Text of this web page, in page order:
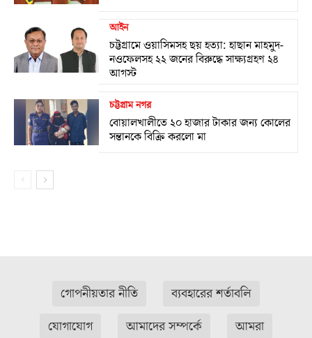
আইন
চট্টগ্রামে ওয়াসিমসহ ছয় হত্যা: হাছান মাহমুদ-
নওফেলসহ ২২ জনের বিরুদ্ধে সাক্ষ্যগ্রহণ ২৪
আগস্ট
চট্টগ্রাম নগর
বোয়ালখালীতে ২০ হাজার টাকার জন্য কোলের
সন্তানকে বিক্রি করলো মা
গোপনীয়তার নীতি
ব্যবহারের শর্তাবলি
যোগাযোগ
আমাদের সম্পর্কে
আমরা